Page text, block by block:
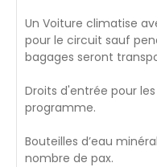
Un Voiture climatise
pour le circuit sauf
bagages seront
Droits d'entrée pour
programme.
Bouteilles d’eau
nombre de pax.